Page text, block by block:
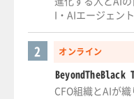
I・AIエージェン
オンライン
2
BeyondTheBlack
CFO組織とAIが